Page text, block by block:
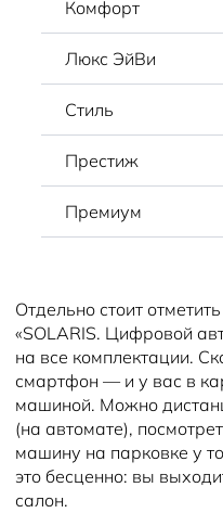
Комфорт
Люкс ЭйВи
Стиль
Престиж
Премиум
Отдельно стоит
«SOLARIS. Цифровой
на все комплектации.
смартфон — и у вас в
машиной. Можно
(на автомате),
машину на парковке у
это бесценно: вы
салон.